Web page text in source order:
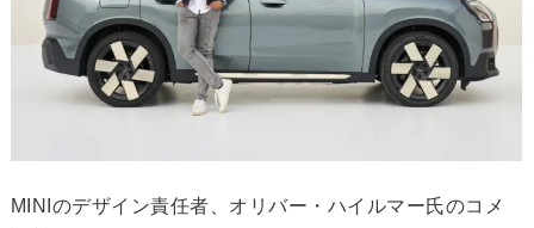
MINIのデザイン責任者、オリバー・ハイルマー氏のコメ